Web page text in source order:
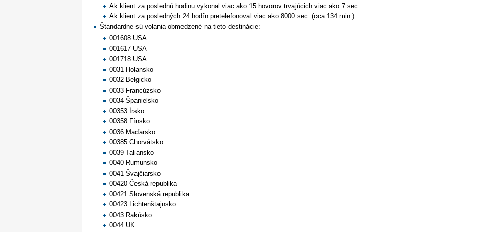
Ak klient za poslednú hodinu vykonal viac ako 15 hovorov trvajúcich viac ako 7 sec.
Ak klient za posledných 24 hodín pretelefonoval viac ako 8000 sec. (cca 134 min.).
Štandardne sú volania obmedzené na tieto destinácie:
001608 USA
001617 USA
001718 USA
0031 Holansko
0032 Belgicko
0033 Francúzsko
0034 Španielsko
00353 Írsko
00358 Fínsko
0036 Maďarsko
00385 Chorvátsko
0039 Taliansko
0040 Rumunsko
0041 Švajčiarsko
00420 Česká republika
00421 Slovenská republika
00423 Lichtenštajnsko
0043 Rakúsko
0044 UK